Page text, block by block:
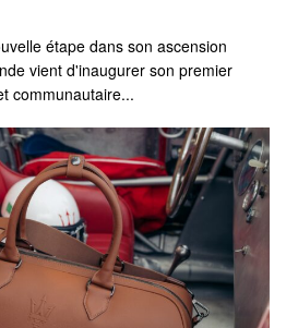
étape dans son ascension
vient d'inaugurer son premier
communautaire...